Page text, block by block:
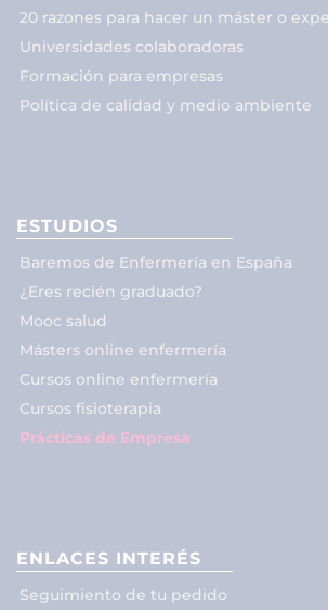
20 razones para hacer un máster o
Universidades colaboradoras
Formación para empresas
Política de calidad y medio ambiente
ESTUDIOS
Baremos de Enfermería en España
¿Eres recién graduado?
Mooc salud
Másters online enfermería
Cursos online enfermería
Cursos fisioterapia
Prácticas de Empresa
ENLACES INTERÉS
Seguimiento de tu pedido